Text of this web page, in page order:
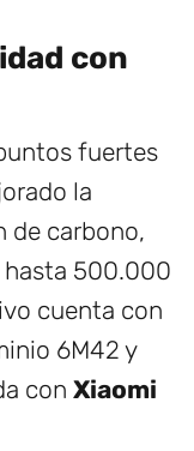
con
fuertes
la
de carbono,
hasta 500.000
cuenta con
6M42 y
con Xiaomi